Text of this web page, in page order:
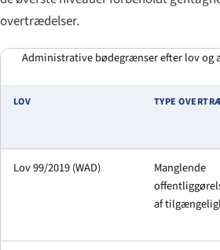
overtrædelser.
Administrative bødegrænser efter lov og
LOV TYPE
Lov 99/2019 (WAD)
Manglende
af